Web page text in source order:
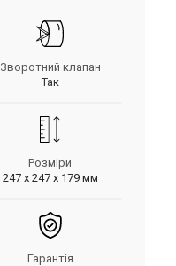
Зворотний клапан
Так
Розміри
247 х 247 х 179 мм
Гарантія